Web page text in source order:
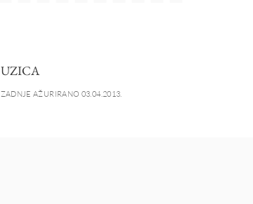
UZICA
ZADNJE AŽURIRANO 03.04.2013.